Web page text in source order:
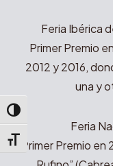
Alternar alto contraste
Alternar tamaño de
Feria Ibérica
Primer Premio
2012 y 2016,
una y
Feria
Primer Premio